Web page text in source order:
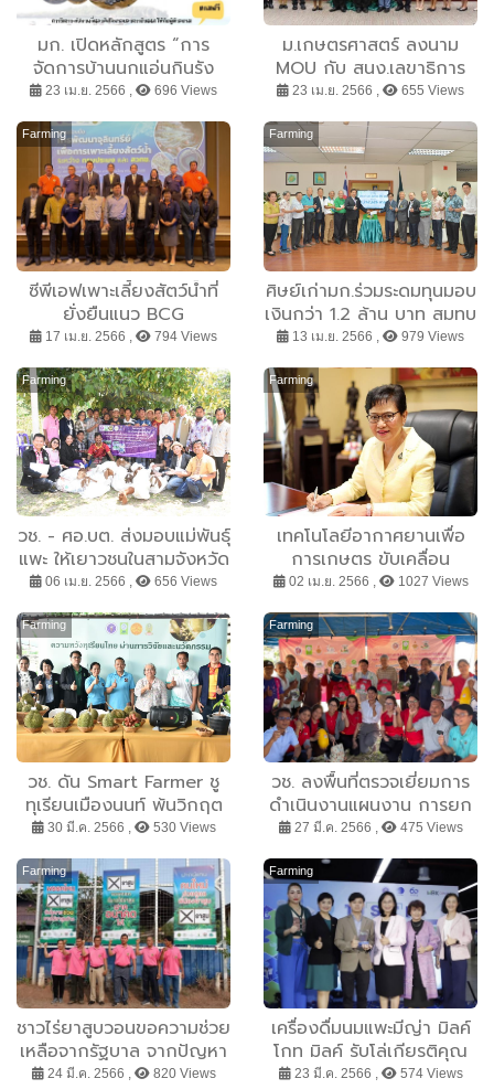
มก. เปิดหลักสูตร “การ
จัดการบ้านนกแอ่นกินรัง
สำหรับผู้ประกอบการมือใหม่”
23 เม.ย. 2566 , 696 Views
ม.เกษตรศาสตร์ ลงนาม
MOU กับ สนง.เลขาธิการ
วุฒิสภา นำองค์ความรู้
ใช้ประโยชน์ในกระบวนการ
นิติบัญญัติ
23 เม.ย. 2566 , 655 Views
Farming
ซีพีเอฟเพาะเลี้ยงสัตว์น้ำที่
ยั่งยืนแนว BCG
17 เม.ย. 2566 , 794 Views
Farming
ศิษย์เก่ามก.ร่วมระดมทุนมอบ
เงินกว่า 1.2 ล้าน บาท สมทบ
สร้างโรงพยาบาล
13 เม.ย. 2566 , 979 Views
Farming
วช. - ศอ.บต. ส่งมอบแม่พันธ์ุ
แพะ ให้เยาวชนในสามจังหวัด
ชายแดนใต้ พร้อมผลักดัน
เป็นเกษตรกรรุ่นใหม่
06 เม.ย. 2566 , 656 Views
Farming
เทคโนโลยีอากาศยานเพื่อ
การเกษตร ขับเคลื่อน
อาชีวศึกษาเกษตรสู่ความ
ยั่งยืนภายใต้ BCG
02 เม.ย. 2566 , 1027 Views
Farming
วช. ดัน Smart Farmer ชู
ทุเรียนเมืองนนท์ พ้นวิกฤต
น้ำเค็มหนุนและน้ำเสียจาก
การขยายตัวของชุมชนเมือง
เพื่อรักษามรดกทาง
วัฒนธรรม เตรียมพร้อมส่ง
ออกต่างประเทศ
30 มี.ค. 2566 , 530 Views
Farming
วช. ลงพื้นที่ตรวจเยี่ยมการ
ดำเนินงานแผนงาน การยก
ระดับห่วงโซ่คุณค่าการผลิต
แตงโมเพื่อพัฒนาเศรษฐกิจ
ฐานรากในชุมชน ตำบลเกาะ
สุกร อำเภอปะเหลียน
จังหวัดตรัง
27 มี.ค. 2566 , 475 Views
Farming
ชาวไร่ยาสูบวอนขอความช่วย
เหลือจากรัฐบาล จากปัญหา
โครงสร้างภาษีและร่างกฏ
24 มี.ค. 2566 , 820 Views
Farming
เครื่องดื่มนมแพะมีญ่า มิลค์
โกท มิลค์ รับโล่เกียรติคุณ
จากสถาบันวิจัยวิทยาศาสตร์
23 มี.ค. 2566 , 574 Views